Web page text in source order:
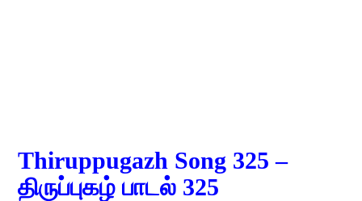
Thiruppugazh Song 325 –
திருப்புகழ் பாடல் 325